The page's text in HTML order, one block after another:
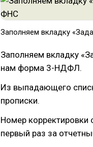
Заполняем вкладку
Заполняем вкладку
нам форма 3-НДФЛ.
Из выпадающего
прописки.
Номер корректировки
первый раз за